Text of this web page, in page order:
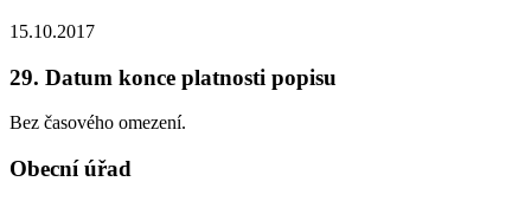
15.10.2017
29. Datum konce platnosti popisu
Bez časového omezení.
Obecní úřad